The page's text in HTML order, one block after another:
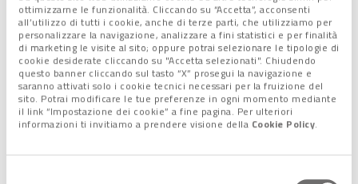
ottimizzarne le funzionalità. Cliccando su “Accetta”, acconsenti
all’utilizzo di tutti i cookie, anche di terze parti, che utilizziamo per
personalizzare la navigazione, analizzare a fini statistici e per finalità
di marketing le visite al sito; oppure potrai selezionare le tipologie di
cookie desiderate cliccando su "Accetta selezionati". Chiudendo
questo banner cliccando sul tasto “X” prosegui la navigazione e
saranno attivati solo i cookie tecnici necessari per la fruizione del
sito. Potrai modificare le tue preferenze in ogni momento mediante
il link “Impostazione dei cookie” a fine pagina. Per ulteriori
informazioni ti invitiamo a prendere visione della Cookie Policy.
serviti dal Gruppo Veritas, il12%è stato costituito dacarta e
cartone.
64.039 tonnellatein un anno, con unaproduzione pro
capite pari a63,5 kg per abitante.
“Un dato superiore sia a quello del Nord Italia che alla media
italiana che evidenzia–sottolinea Veritas- una maggior
differenziazione dei rifiuti”.
avviati alle cartiereper essere recuperate.
L’obiettivo fissato dall’Unione Europea per le percentuali di